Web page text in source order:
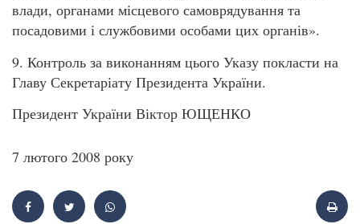
влади, органами місцевого самоврядування та
посадовими і службовими особами цих органів».
9. Контроль за виконанням цього Указу покласти на
Главу Секретаріату Президента України.
Президент України Віктор ЮЩЕНКО
7 лютого 2008 року